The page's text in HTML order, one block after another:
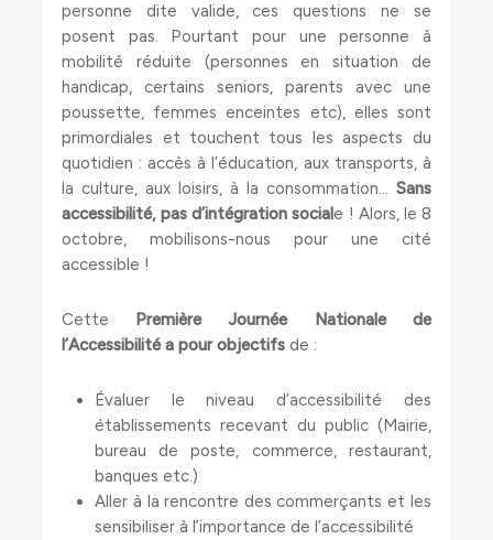
personne dite valide, ces questions ne se
posent pas. Pourtant pour une personne à
mobilité réduite (personnes en situation de
handicap, certains seniors, parents avec une
poussette, femmes enceintes etc), elles sont
primordiales et touchent tous les aspects du
quotidien : accès à l’éducation, aux transports, à
la culture, aux loisirs, à la consommation… Sans
accessibilité, pas d’intégration sociale ! Alors, le 8
octobre, mobilisons-nous pour une cité
accessible !
Cette Première Journée Nationale de
l’Accessibilité a pour objectifs de :
Évaluer le niveau d’accessibilité des
établissements recevant du public (Mairie,
bureau de poste, commerce, restaurant,
banques etc.)
Aller à la rencontre des commerçants et les
sensibiliser à l’importance de l’accessibilité